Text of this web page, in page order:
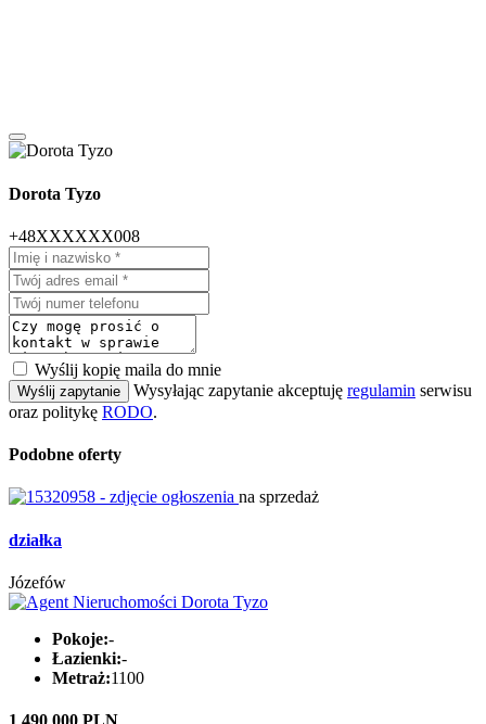
Dorota Tyzo
+48XXXXXX008
Wyślij kopię maila do mnie
Wyślij zapytanie Wysyłając zapytanie akceptuję regulamin serwisu
oraz politykę RODO.
Podobne oferty
na sprzedaż
działka
Józefów
Pokoje:-
Łazienki:-
Metraż:1100